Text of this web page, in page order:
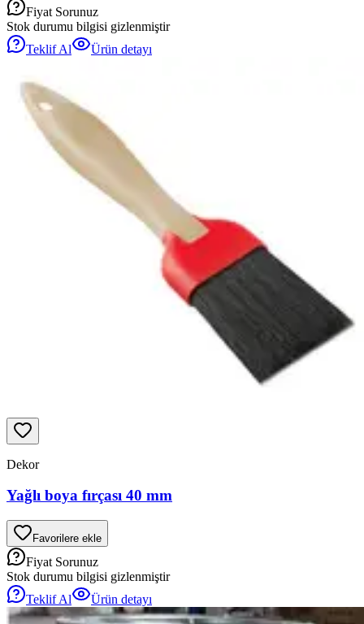
Fiyat Sorunuz
Stok durumu bilgisi gizlenmiştir
Teklif Al
Ürün detayı
Dekor
Yağlı boya fırçası 40 mm
Favorilere ekle
Fiyat Sorunuz
Stok durumu bilgisi gizlenmiştir
Teklif Al
Ürün detayı